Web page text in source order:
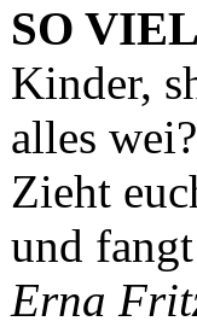
SO
Kinder,
alles
Zieht
und
Erna